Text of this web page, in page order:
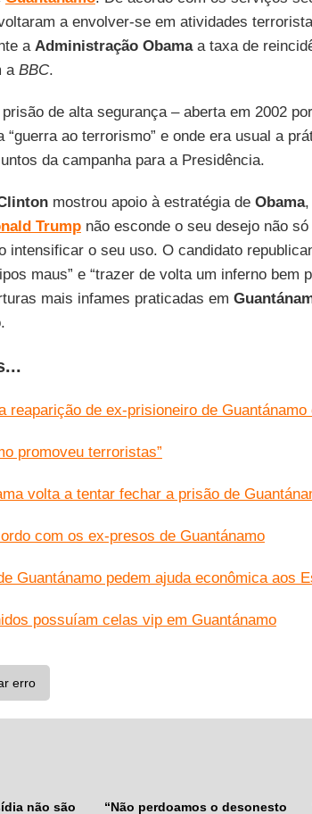
a envolver-se em atividades
a Administração Obamaa taxa de
a BBC.
de alta segurança – aberta em 2002 por
“guerra ao terrorismo” e onde era usual a
da campanha para a Presidência.
mostrou apoio à estratégia de Obama,
Trumpnão esconde o seu desejo não só
intensificar o seu uso. O candidato
maus” e “trazer de volta um inferno bem
mais infames praticadas em
reaparição de ex-prisioneiro de
promoveu terroristas”
volta a tentar fechar a prisão de
com os ex-presos de Guantánamo
Guantánamo pedem ajuda econômica aos
possuíam celas vip em Guantánamo
erro
não são
“Não perdoamos o desonesto